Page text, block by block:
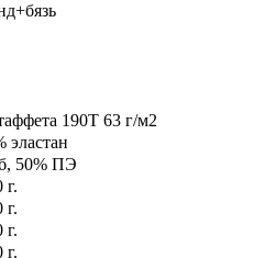
190T 63 г/м2
эластан
50% ПЭ
г.
г.
г.
г.